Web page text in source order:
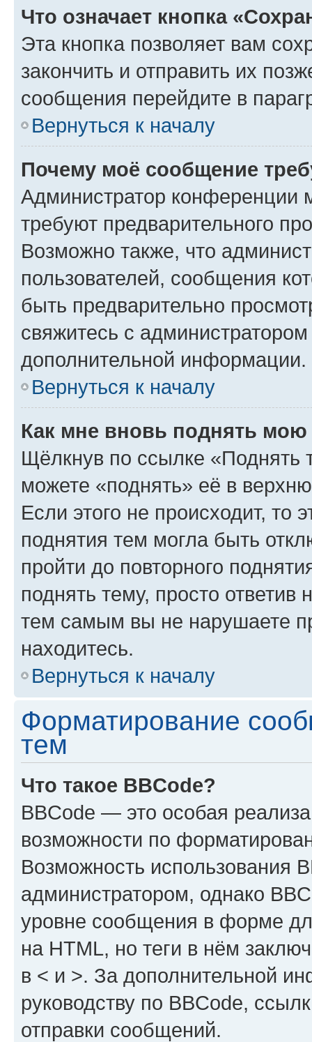
Что означает кнопка
Эта кнопка позволяет вам
закончить и отправить их
сообщения перейдите в
Вернуться к началу
Почему моё сообщение
Администратор конференции
требуют предварительного
Возможно также, что
пользователей, сообщения
быть предварительно
свяжитесь с
дополнительной информации.
Вернуться к началу
Как мне вновь поднять мою
Щёлкнув по ссылке «Поднять
можете «поднять» её в
Если этого не происходит, то
поднятия тем могла быть
пройти до повторного
поднять тему, просто ответив
тем самым вы не нарушаете
находитесь.
Вернуться к началу
Форматирование
тем
Что такое BBCode?
BBCode — это особая
возможности по
Возможность использования
администратором, однако
уровне сообщения в форме
на HTML, но теги в нём
в < и >. За дополнительной
руководству по BBCode,
отправки сообщений.